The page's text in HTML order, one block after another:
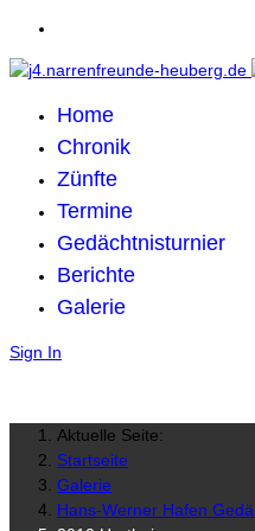
Home
Chronik
Zünfte
Termine
Gedächtnisturnier
Berichte
Galerie
Sign In
Aktuelle Seite:
Startseite
Galerie
Hans-Werner Hafen